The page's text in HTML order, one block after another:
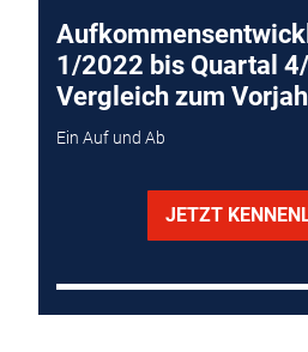
1/2022 bis Quartal
Vergleich zum
Ein Auf und Ab
JETZT